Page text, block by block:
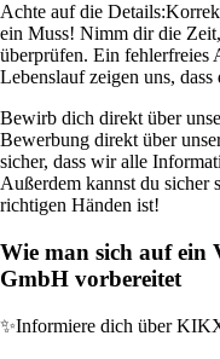
Achte auf die Details:
ein Muss! Nimm dir die
überprüfen. Ein fehlerfreies
Lebenslauf zeigen uns,
Bewirb dich direkt über
Bewerbung direkt über
sicher, dass wir alle
Außerdem kannst du sicher
richtigen Händen ist!
Wie man sich auf ein
GmbH vorbereitet
✨Informiere dich über